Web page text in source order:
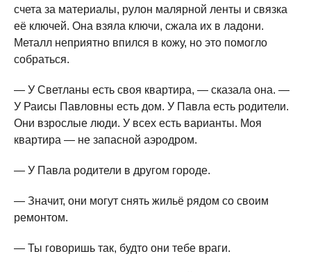
счета за материалы, рулон малярной ленты и связка
её ключей. Она взяла ключи, сжала их в ладони.
Металл неприятно впился в кожу, но это помогло
собраться.
— У Светланы есть своя квартира, — сказала она. —
У Раисы Павловны есть дом. У Павла есть родители.
Они взрослые люди. У всех есть варианты. Моя
квартира — не запасной аэродром.
— У Павла родители в другом городе.
— Значит, они могут снять жильё рядом со своим
ремонтом.
— Ты говоришь так, будто они тебе враги.